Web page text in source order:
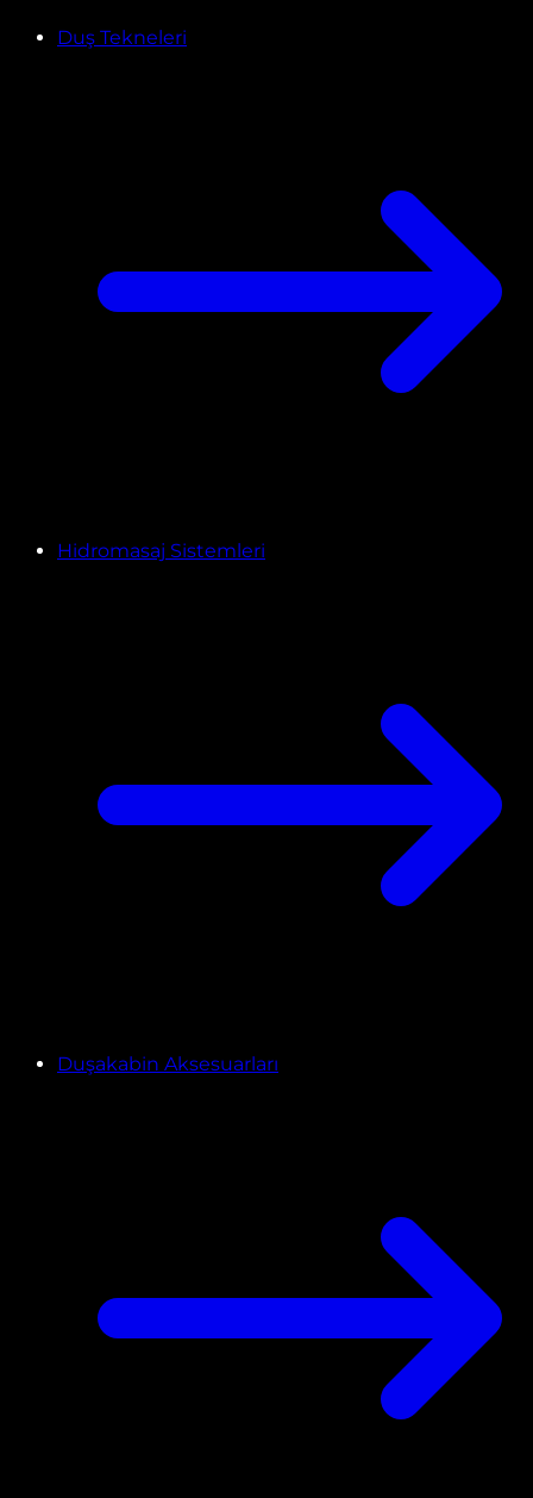
Duş Tekneleri
Hidromasaj Sistemleri
Duşakabin Aksesuarları